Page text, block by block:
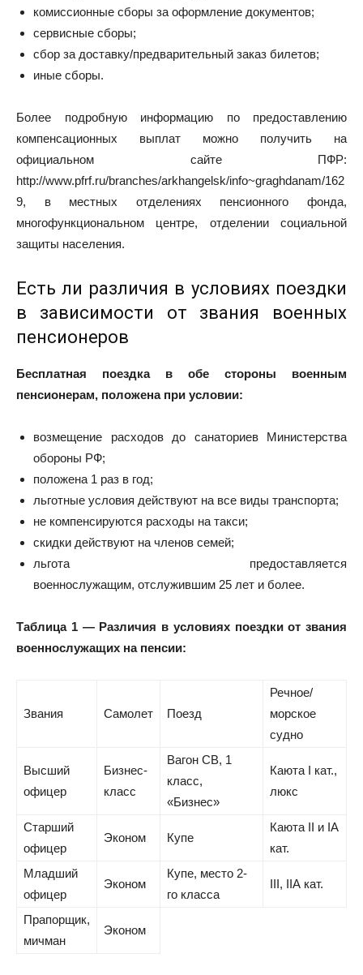
комиссионные сборы за оформление документов;
сервисные сборы;
сбор за доставку/предварительный заказ билетов;
иные сборы.
Более подробную информацию по предоставлению
компенсационных выплат можно получить на
официальном сайте ПФР:
http://www.pfrf.ru/branches/arkhangelsk/info~graghdanam/162
9, в местных отделениях пенсионного фонда,
многофункциональном центре, отделении социальной
защиты населения.
Есть ли различия в условиях поездки
в зависимости от звания военных
пенсионеров
Бесплатная поездка в обе стороны военным
пенсионерам, положена при условии:
возмещение расходов до санаториев Министерства
обороны РФ;
положена 1 раз в год;
льготные условия действуют на все виды транспорта;
не компенсируются расходы на такси;
скидки действуют на членов семей;
льгота предоставляется
военнослужащим, отслужившим 25 лет и более.
Таблица 1 — Различия в условиях поездки от звания
военнослужащих на пенсии:
Звания Самолет Поезд
Речное/
морское
судно
Высший
офицер
Бизнес-
класс
Вагон СВ, 1
класс,
«Бизнес»
Каюта I кат.,
люкс
Старший
офицер
Эконом Купе
Каюта II и IА
кат.
Младший
офицер
Эконом
Купе, место 2-
го класса
III, IIА кат.
Прапорщик,
мичман
Эконом